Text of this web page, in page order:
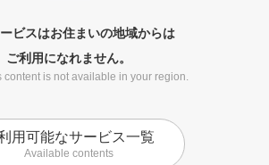
ビスはお住まいの地域からは
ご利用になれません。
content is not available in your region.
用可能なサービス一覧
Available contents